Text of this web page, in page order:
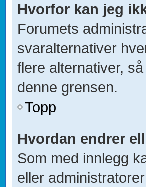
Hvorfor kan jeg
Forumets
svaralternativer
flere alternativer,
denne grensen.
Topp
Hvordan endrer
Som med innlegg
eller